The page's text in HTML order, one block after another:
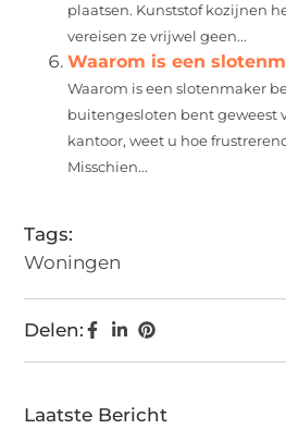
plaatsen. Kunststof kozijnen
vereisen ze vrijwel geen...
Waarom is een
Waarom is een slotenmaker
buitengesloten bent geweest
kantoor, weet u hoe
Misschien...
Tags:
Woningen
Delen:
Laatste Bericht